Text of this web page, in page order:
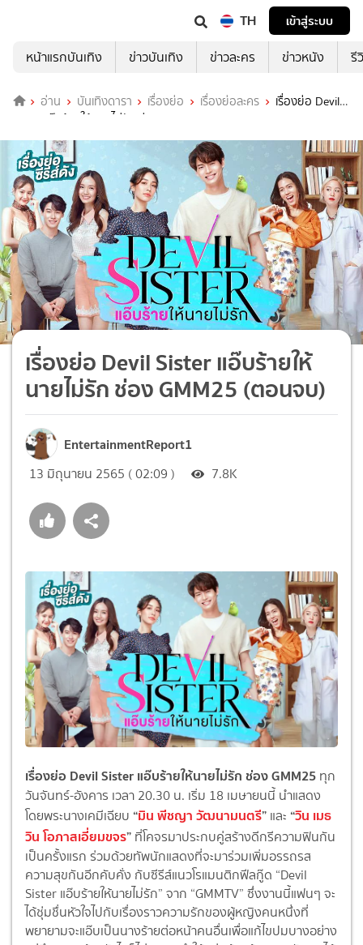
TH
เข้าสู่ระบบ
หน้าแรกบันเทิง
ข่าวบันเทิง ข่าวละคร ข่าวหนัง รี
อ่าน บันเทิงดารา เรื่องย่อ เรื่องย่อละคร
เรื่องย่อ Devil
Sister แอ๊บร้ายให้นายไม่รัก ช่อง GMM25 (ตอนจบ)
เรื่องย่อ Devil Sister แอ๊บร้ายให้
นายไม่รัก ช่อง GMM25 (ตอนจบ)
EntertainmentReport1
13 มิถุนายน 2565 ( 02:09 ) 7.8K
เรื่องย่อ Devil Sister แอ๊บร้ายให้นายไม่รัก ช่อง GMM25 ทุก
วันจันทร์-อังคาร เวลา 20.30 น. เริ่ม 18 เมษายนนี้ นำแสดง
โดยพระนางเคมีเฉียบ “มิน พีชญา วัฒนามนตรี” และ “วิน เมธ
วิน โอภาสเอี่ยมขจร” ที่โคจรมาประกบคู่สร้างดีกรีความฟินกัน
เป็นครั้งแรก ร่วมด้วยทัพนักแสดงที่จะมาร่วมเพิ่มอรรถรส
ความสุขกันอีกคับคั่ง กับซีรีส์แนวโรแมนติกฟีลกู๊ด “Devil
Sister แอ๊บร้ายให้นายไม่รัก” จาก “GMMTV” ซึ่งงานนี้แฟนๆ จะ
ได้ชุ่มชื่นหัวใจไปกับเรื่องราวความรักของผู้หญิงคนหนึ่งที่
พยายามจะแอ๊บเป็นนางร้ายต่อหน้าคนอื่นเพื่อแก้ไขปมบางอย่าง